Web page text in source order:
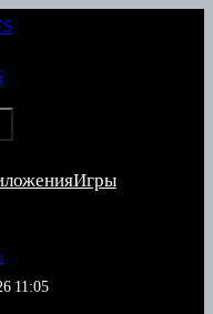
Игры
11:05